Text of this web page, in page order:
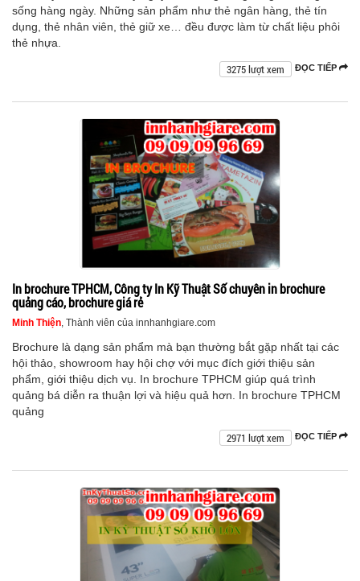
sống hàng ngày. Những sản phẩm như thẻ ngân hàng, thẻ tín
dụng, thẻ nhân viên, thẻ giữ xe… đều được làm từ chất liệu phôi
thẻ nhựa.
ĐỌC TIẾP
3275 lượt xem
In brochure TPHCM, Công ty In Kỹ Thuật Số chuyên in brochure
quảng cáo, brochure giá rẻ
Minh Thiện, Thành viên của innhanhgiare.com
Brochure là dạng sản phẩm mà bạn thường bắt gặp nhất tại các
hội thảo, showroom hay hội chợ với mục đích giới thiệu sản
phẩm, giới thiệu dịch vụ. In brochure TPHCM giúp quá trình
quảng bá diễn ra thuận lợi và hiệu quả hơn. In brochure TPHCM
quảng
ĐỌC TIẾP
2971 lượt xem